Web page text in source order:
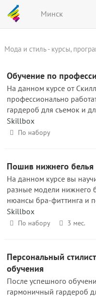
Минск
Мода и стиль - курсы,
Обучение по
На данном курсе от
профессионально
гардероб для съемок и
Skillbox
По набору
Пошив нижнего белья
На данном курсе вы
разные модели нижнего
нюансы бра-фиттинга и
Skillbox
По набору 3 мес.
Персональный
обучения
После успешного
гармоничный гардероб